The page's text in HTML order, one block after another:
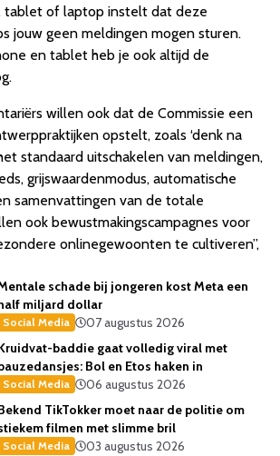
tablet of laptop instelt dat deze
jouw geen meldingen mogen sturen.
en tablet heb je ook altijd de
willen ook dat de Commissie een
opstelt, zoals ‘denk na
standaard uitschakelen van meldingen,
grijswaardenmodus, automatische
samenvattingen van de totale
ook bewustmakingscampagnes voor
onlinegewoonten te cultiveren”,
schade bij jongeren kost Meta een
miljard dollar
Social Media
07 augustus 2026
baddie gaat volledig viral met
Bol en Etos haken in
Social Media
06 augustus 2026
TikTokker moet naar de politie om
filmen met slimme bril
Social Media
03 augustus 2026